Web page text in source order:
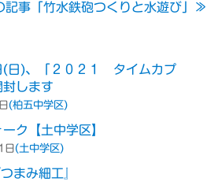
記事「竹水鉄砲つくりと水遊び」≫
(日)、「２０２１ タイムカプ
封します
(柏五中学区)
ク【土中学区】
日(土中学区)
まみ細工』